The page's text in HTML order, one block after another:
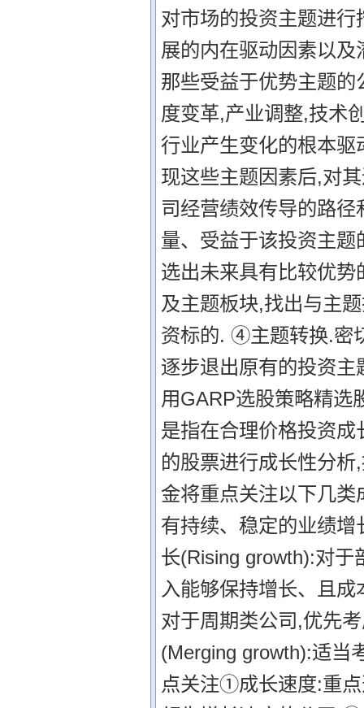
对市场的投资主题进
展的内在驱动因素以
那些受益于优势主题
度变革,产业调整,技术
行业产生变化的根本
现这些主题因素后,对
司经营绩效传导的路
量、受益于该投资主
选出未来具有比较优
及主题板块,找出与主
资标的. ④主题转换.密
逐步退出原有的投资
用GARP选股策略精选
是指在合理价格投资
的股票进行成长性分
金将重点关注以下几
有持续、稳定的业绩
长(Rising growth):对
入能够保持增长、且
对于周期类公司,优先
(Merging growth):适当
点关注①成长速度:重